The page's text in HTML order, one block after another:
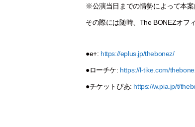
※公演当日までの情勢によって本
その際には随時、The BONEZオフ
●e+: https://eplus.jp/thebonez/
●ローチケ: https://l-tike.com/
●チケットぴあ: https://w.pia.jp/t/